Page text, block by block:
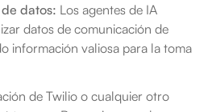
datos: Los agentes de IA
datos de comunicación de
información valiosa para la toma
de Twilio o cualquier otro